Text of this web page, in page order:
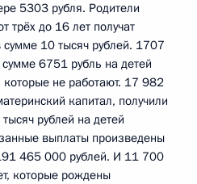
5303 рубля. Родители
трёх до 16 лет получат
10 тысяч рублей. 1707
6751 рубль на детей
которые не работают. 17 982
капитал, получили
рублей на детей
выплаты произведены
465 000 рублей. И 11 700
которые рождены